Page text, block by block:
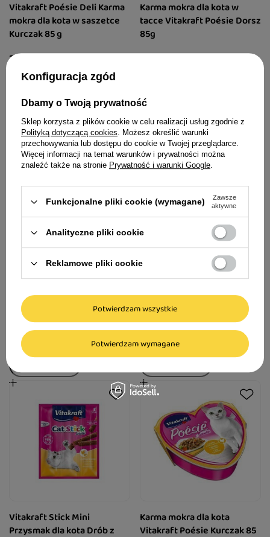
Vitakraft Poésie Deli Karma
mokra dla kota w saszetce
Kurczak 85 g
3,59 zł
42,24 zł / kg
Karma mokra dla kota w
tacce Vitakraft Poésie Dorsz
85g
3,39 zł
Vitakraft Poésie Karma dla
kota w tacce Wołowina 85 g
3,69 zł
43,41 zł / kg
Przysmak dla kota Vitakraft
Stick Mini Dorsz z
4,59 zł
176,54 zł / kg
Vitakraft Stick Mini
Przysmak dla kota Drób z
Karma mokra dla kota
Vitakraft Poésie Kurczak 85
Konfiguracja zgód
Dbamy o Twoją prywatność
Sklep korzysta z plików cookie w celu realizacji usług zgodnie z
Polityką dotyczącą cookies. Możesz określić warunki
przechowywania lub dostępu do cookie w Twojej przeglądarce.
Więcej informacji na temat warunków i prywatności można
znaleźć także na stronie Prywatność i warunki Google.
Funkcjonalne pliki cookie (wymagane)
Zawsze
aktywne
Analityczne pliki cookie
Reklamowe pliki cookie
Potwierdzam wymagane
Potwierdzam wszystkie